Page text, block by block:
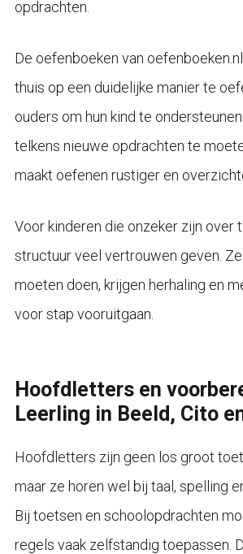
opdrachten.
De oefenboeken van
thuis op een duidelijke manier te
ouders om hun kind te
telkens nieuwe opdrachten te
maakt oefenen rustiger en
Voor kinderen die onzeker zijn over
structuur veel vertrouwen geven.
moeten doen, krijgen herhaling en
voor stap vooruitgaan.
Hoofdletters en
Leerling in Beeld, Cito
Hoofdletters zijn geen los groot
maar ze horen wel bij taal, spelling
Bij toetsen en schoolopdrachten
regels vaak zelfstandig toepassen.